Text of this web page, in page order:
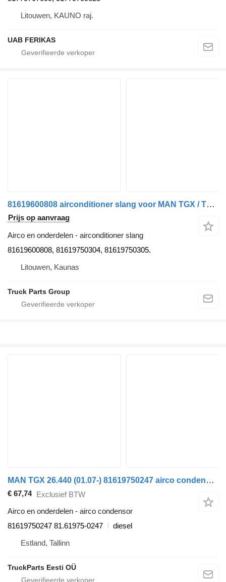
Litouwen, KAUNO raj.
UAB FERIKAS
81619600808 airconditioner slang voor MAN TGX / TGS EURO6 trekker
Prijs op aanvraag
Airco en onderdelen - airconditioner slang
81619600808, 81619750304, 81619750305.
Litouwen, Kaunas
Truck Parts Group
MAN TGX 26.440 (01.07-) 81619750247 airco condensor voor MAN TGL, TGM, TGS, TGX (2005-2021) trekker
€ 67,74 Exclusief BTW
Airco en onderdelen - airco condensor
81619750247 81.61975-0247
diesel
Estland, Tallinn
TruckParts Eesti OÜ